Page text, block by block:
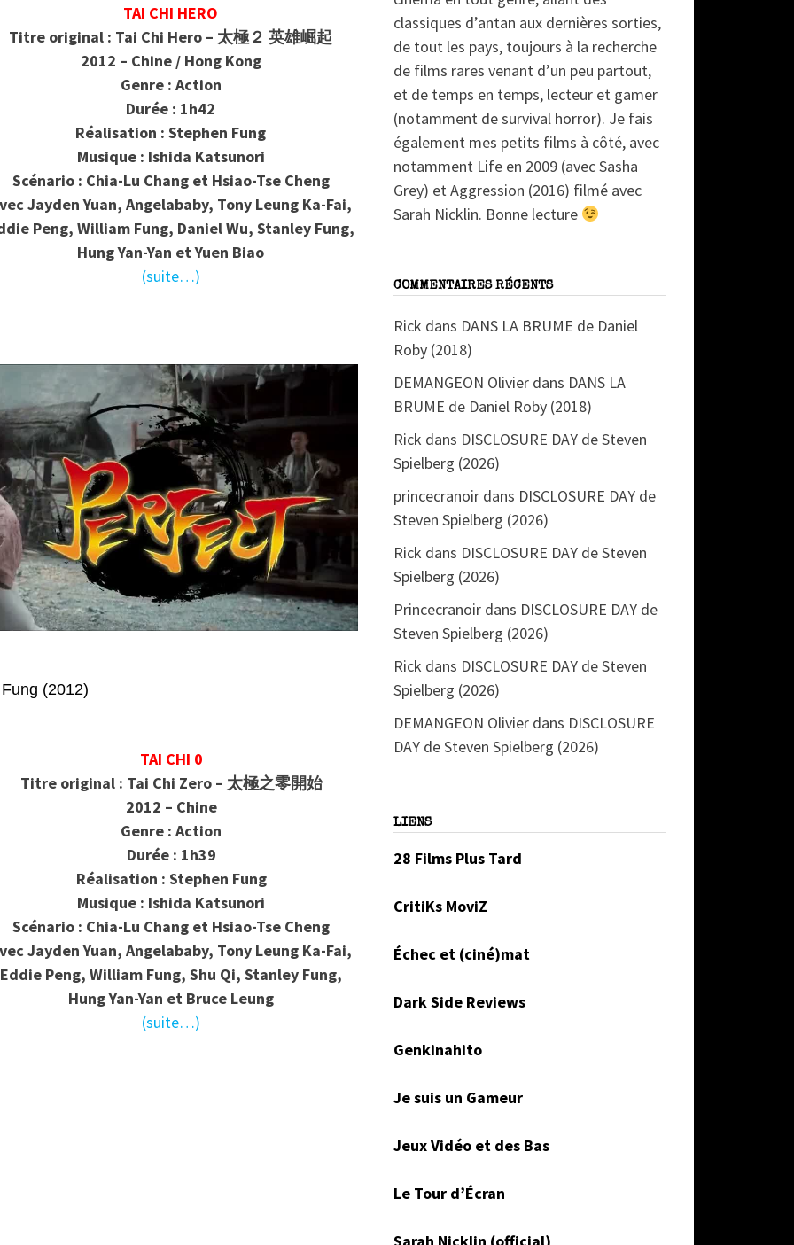
TAI CHI HERO
Titre original : Tai Chi Hero – 太極２ 英雄崛起
2012 – Chine / Hong Kong
Genre : Action
Durée : 1h42
Réalisation : Stephen Fung
Musique : Ishida Katsunori
Scénario : Chia-Lu Chang et Hsiao-Tse Cheng
Jayden Yuan, Angelababy, Tony Leung Ka-Fai,
Peng, William Fung, Daniel Wu, Stanley Fung,
Hung Yan-Yan et Yuen Biao
(suite…)
(2012)
TAI CHI 0
Titre original : Tai Chi Zero – 太極之零開始
2012 – Chine
Genre : Action
Durée : 1h39
Réalisation : Stephen Fung
Musique : Ishida Katsunori
Scénario : Chia-Lu Chang et Hsiao-Tse Cheng
Jayden Yuan, Angelababy, Tony Leung Ka-Fai,
Eddie Peng, William Fung, Shu Qi, Stanley Fung,
Hung Yan-Yan et Bruce Leung
(suite…)
classiques d’antan aux dernières sorties,
de tout les pays, toujours à la recherche
de films rares venant d’un peu partout,
et de temps en temps, lecteur et gamer
(notamment de survival horror). Je fais
également mes petits films à côté, avec
notamment Life en 2009 (avec Sasha
Grey) et Aggression (2016) filmé avec
Sarah Nicklin. Bonne lecture
COMMENTAIRES RÉCENTS
Rick dans DANS LA BRUME de Daniel
Roby (2018)
DEMANGEON Olivier dans DANS LA
BRUME de Daniel Roby (2018)
Rick dans DISCLOSURE DAY de Steven
Spielberg (2026)
princecranoir dans DISCLOSURE DAY de
Steven Spielberg (2026)
Rick dans DISCLOSURE DAY de Steven
Spielberg (2026)
Princecranoir dans DISCLOSURE DAY de
Steven Spielberg (2026)
Rick dans DISCLOSURE DAY de Steven
Spielberg (2026)
DEMANGEON Olivier dans DISCLOSURE
DAY de Steven Spielberg (2026)
LIENS
28 Films Plus Tard
CritiKs MoviZ
Échec et (ciné)mat
Dark Side Reviews
Genkinahito
Je suis un Gameur
Jeux Vidéo et des Bas
Le Tour d’Écran